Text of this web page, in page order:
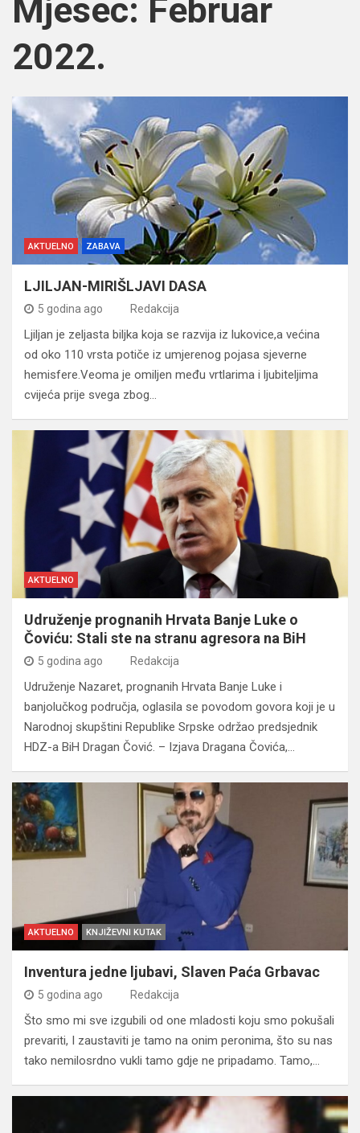
Mjesec: Februar
2022.
AKTUELNO ZABAVA
LJILJAN-MIRIŠLJAVI DASA
5 godina ago Redakcija
Ljiljan je zeljasta biljka koja se razvija iz lukovice,a većina
od oko 110 vrsta potiče iz umjerenog pojasa sjeverne
hemisfere.Veoma je omiljen među vrtlarima i ljubiteljima
cvijeća prije svega zbog…
AKTUELNO
Udruženje prognanih Hrvata Banje Luke o
Čoviću: Stali ste na stranu agresora na BiH
5 godina ago Redakcija
Udruženje Nazaret, prognanih Hrvata Banje Luke i
banjolučkog područja, oglasila se povodom govora koji je u
Narodnoj skupštini Republike Srpske održao predsjednik
HDZ-a BiH Dragan Čović. – Izjava Dragana Čovića,…
AKTUELNO KNJIŽEVNI KUTAK
Inventura jedne ljubavi, Slaven Paća Grbavac
5 godina ago Redakcija
Što smo mi sve izgubili od one mladosti koju smo pokušali
prevariti, I zaustaviti je tamo na onim peronima, što su nas
tako nemilosrdno vukli tamo gdje ne pripadamo. Tamo,…